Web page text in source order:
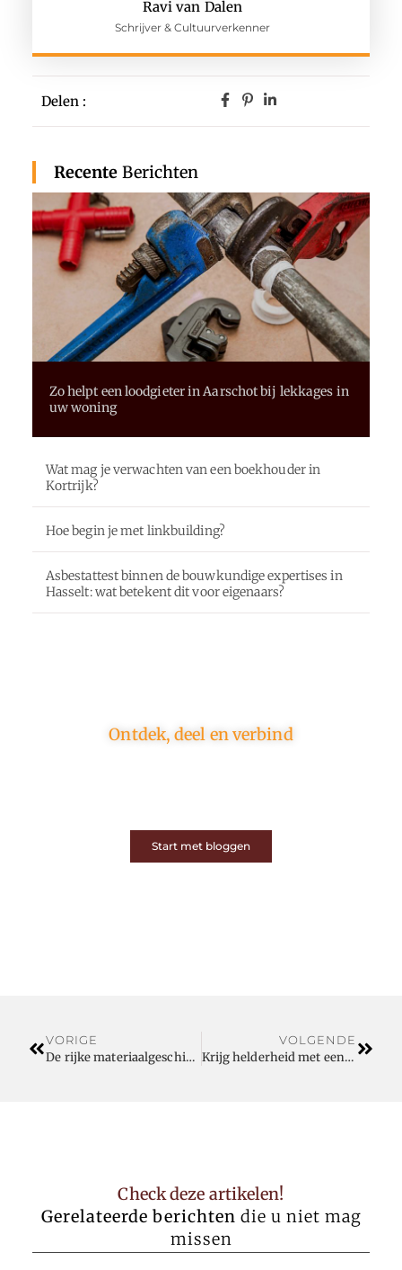
Ravi van Dalen
Schrijver & Cultuurverkenner
Delen :
Recente Berichten
Zo helpt een loodgieter in Aarschot bij lekkages in
uw woning
Wat mag je verwachten van een boekhouder in
Kortrijk?
Hoe begin je met linkbuilding?
Asbestattest binnen de bouwkundige expertises in
Hasselt: wat betekent dit voor eigenaars?
Ontdek, deel en verbind
Start met bloggen
VORIGE
De rijke materiaalgeschiedenis van vintage meubelen online
VOLGENDE
Krijg helderheid met een privédetective in Oost Vlaanderen bij moraliteitsonderzoek
Check deze artikelen!
Gerelateerde berichten die u niet mag
missen